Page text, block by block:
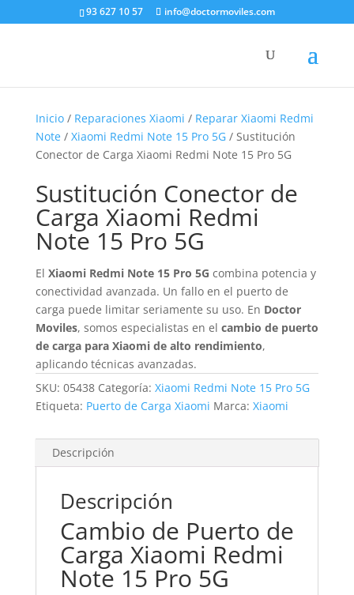
93 627 10 57 info@doctormoviles.com
Inicio/ Reparaciones Xiaomi / Reparar Xiaomi Redmi
Note/ Xiaomi Redmi Note 15 Pro 5G/ Sustitución
Conector de Carga Xiaomi Redmi Note 15 Pro 5G
Sustitución Conector de
Carga Xiaomi Redmi
Note 15 Pro 5G
El Xiaomi Redmi Note 15 Pro 5G combina potencia y
conectividad avanzada. Un fallo en el puerto de
carga puede limitar seriamente su uso. En Doctor
Moviles, somos especialistas en el cambio de puerto
de carga para Xiaomi de alto rendimiento,
aplicando técnicas avanzadas.
SKU: 05438 Categoría: Xiaomi Redmi Note 15 Pro 5G
Etiqueta: Puerto de Carga Xiaomi Marca: Xiaomi
Descripción
Descripción
Cambio de Puerto de
Carga Xiaomi Redmi
Note 15 Pro 5G